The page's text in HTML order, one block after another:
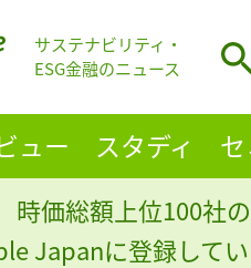
サステナビリティ・
ESG金融のニュース
ュー スタディ
時価総額上位100社
Japanに登録して